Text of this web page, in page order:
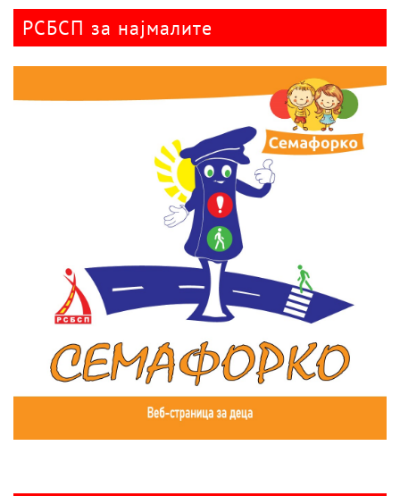
РСБСП за најмалите